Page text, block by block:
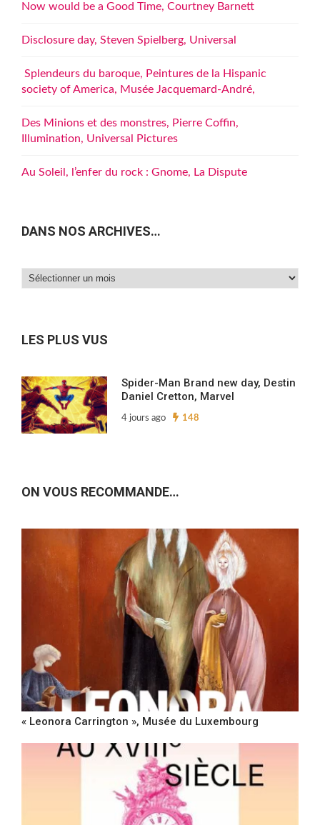
Now would be a Good Time, Courtney Barnett
Disclosure day, Steven Spielberg, Universal
Splendeurs du baroque, Peintures de la Hispanic
society of America, Musée Jacquemard-André,
Des Minions et des monstres, Pierre Coffin,
Illumination, Universal Pictures
Au Soleil, l’enfer du rock : Gnome, La Dispute
DANS NOS ARCHIVES…
Dans
LES PLUS VUS
Spider-Man Brand new day, Destin
Daniel Cretton, Marvel
4 jours ago 148
ON VOUS RECOMMANDE…
« Leonora Carrington », Musée du Luxembourg